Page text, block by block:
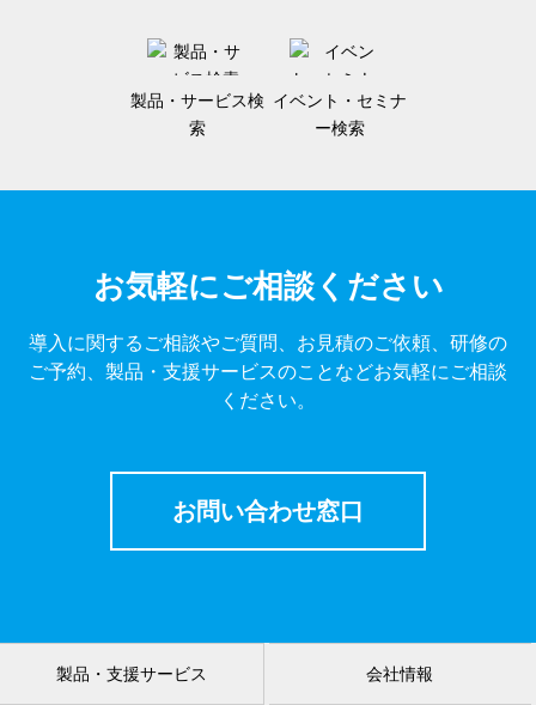
製品・サービス検
索
イベント・セミナ
ー検索
お気軽にご相談ください
導入に関するご相談やご質問、お見積のご依頼、研修の
ご予約、製品・支援サービスのことなどお気軽にご相談
ください。
お問い合わせ窓口
製品・支援サービス 会社情報